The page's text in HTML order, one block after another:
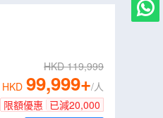
HKD119,999
HKD 99,999+/人
限額優惠 已減20,000